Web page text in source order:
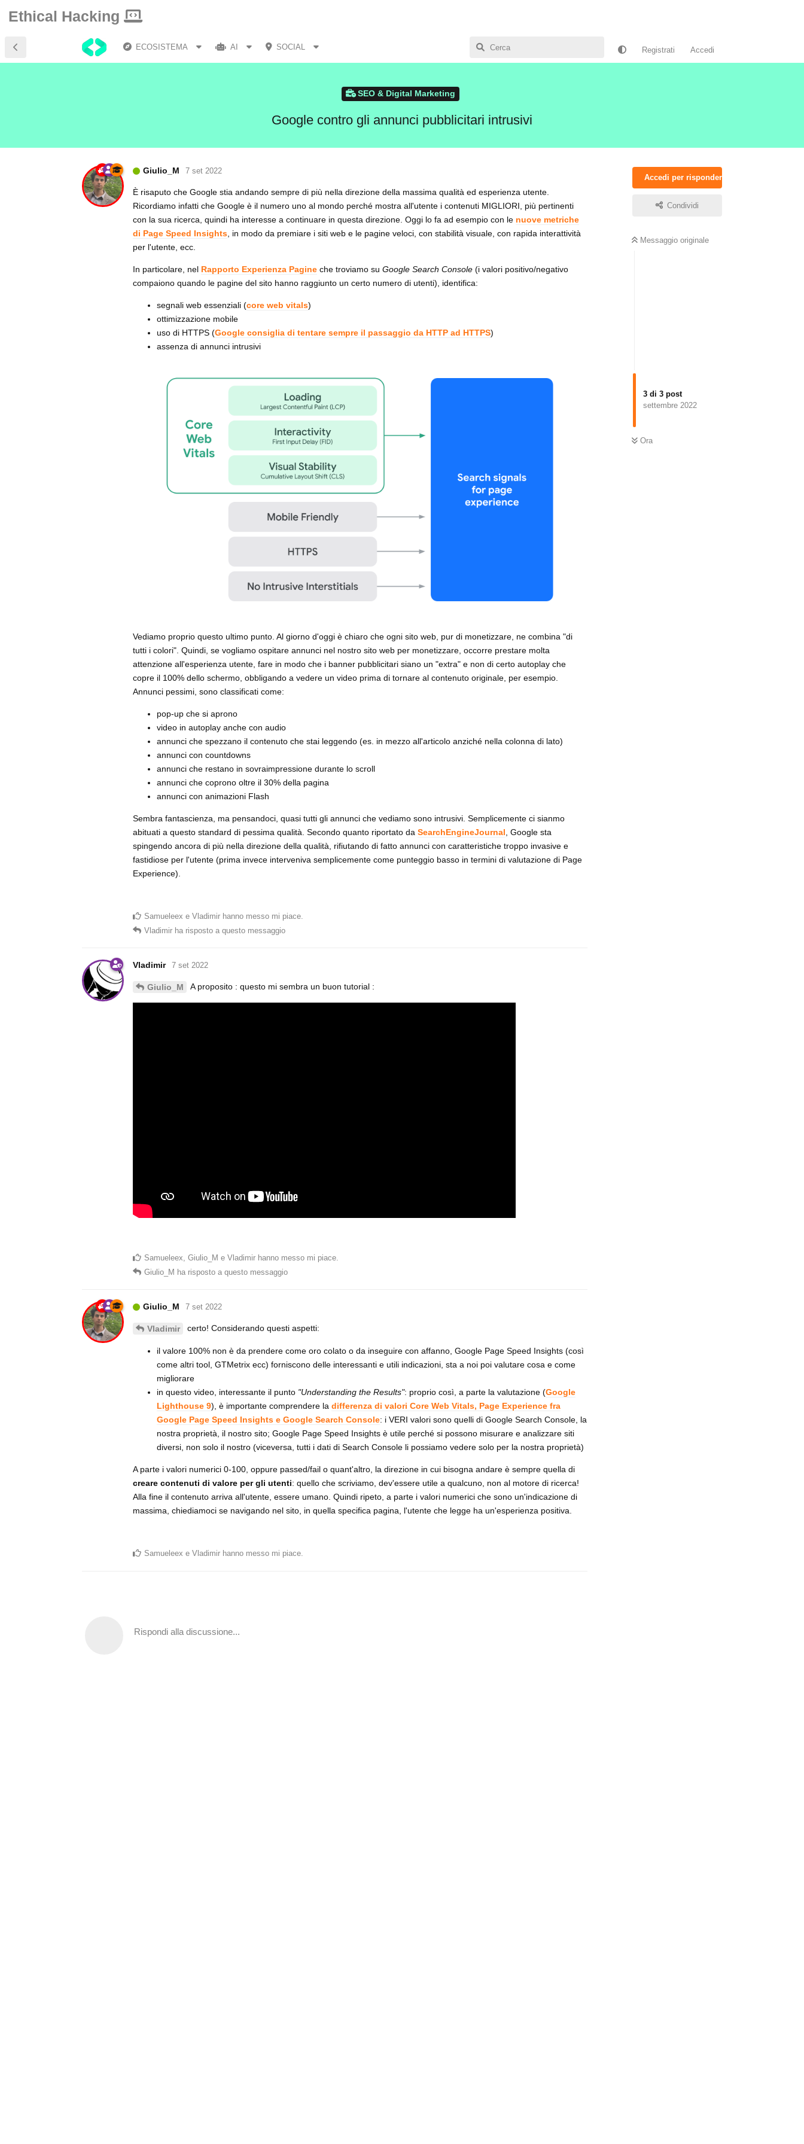
Ethical Hacking
ECOSISTEMA AI SOCIAL Registrati Accedi
SEO & Digital Marketing
Google contro gli annunci pubblicitari intrusivi
Accedi per rispondere
Condividi
Messaggio originale
3 di 3 post
settembre 2022
Ora
Giulio_M 7 set 2022
È risaputo che Google stia andando sempre di più nella direzione della massima qualità ed esperienza utente.
Ricordiamo infatti che Google è il numero uno al mondo perché mostra all'utente i contenuti MIGLIORI, più pertinenti
con la sua ricerca, quindi ha interesse a continuare in questa direzione. Oggi lo fa ad esempio con le nuove metriche
di Page Speed Insights , in modo da premiare i siti web e le pagine veloci, con stabilità visuale, con rapida interattività
per l'utente, ecc.
In particolare, nel Rapporto Experienza Pagine che troviamo su Google Search Console (i valori positivo/negativo
compaiono quando le pagine del sito hanno raggiunto un certo numero di utenti), identifica:
segnali web essenziali (core web vitals)
ottimizzazione mobile
uso di HTTPS (Google consiglia di tentare sempre il passaggio da HTTP ad HTTPS)
assenza di annunci intrusivi
Vediamo proprio questo ultimo punto. Al giorno d'oggi è chiaro che ogni sito web, pur di monetizzare, ne combina "di
tutti i colori". Quindi, se vogliamo ospitare annunci nel nostro sito web per monetizzare, occorre prestare molta
attenzione all'esperienza utente, fare in modo che i banner pubblicitari siano un "extra" e non di certo autoplay che
copre il 100% dello schermo, obbligando a vedere un video prima di tornare al contenuto originale, per esempio.
Annunci pessimi, sono classificati come:
pop-up che si aprono
video in autoplay anche con audio
annunci che spezzano il contenuto che stai leggendo (es. in mezzo all'articolo anziché nella colonna di lato)
annunci con countdowns
annunci che restano in sovraimpressione durante lo scroll
annunci che coprono oltre il 30% della pagina
annunci con animazioni Flash
Sembra fantascienza, ma pensandoci, quasi tutti gli annunci che vediamo sono intrusivi. Semplicemente ci sianmo
abituati a questo standard di pessima qualità. Secondo quanto riportato da SearchEngineJournal, Google sta
spingendo ancora di più nella direzione della qualità, rifiutando di fatto annunci con caratteristiche troppo invasive e
fastidiose per l'utente (prima invece interveniva semplicemente come punteggio basso in termini di valutazione di Page
Experience).
Samueleex e Vladimir hanno messo mi piace.
Vladimir ha risposto a questo messaggio
Vladimir 7 set 2022
Giulio_M A proposito : questo mi sembra un buon tutorial :
Samueleex, Giulio_M e Vladimir hanno messo mi piace.
Giulio_M ha risposto a questo messaggio
Giulio_M 7 set 2022
Vladimir certo! Considerando questi aspetti:
il valore 100% non è da prendere come oro colato o da inseguire con affanno, Google Page Speed Insights (così
come altri tool, GTMetrix ecc) forniscono delle interessanti e utili indicazioni, sta a noi poi valutare cosa e come
migliorare
in questo video, interessante il punto "Understanding the Results": proprio così, a parte la valutazione (Google
Lighthouse 9), è importante comprendere la differenza di valori Core Web Vitals, Page Experience fra
Google Page Speed Insights e Google Search Console: i VERI valori sono quelli di Google Search Console, la
nostra proprietà, il nostro sito; Google Page Speed Insights è utile perché si possono misurare e analizzare siti
diversi, non solo il nostro (viceversa, tutti i dati di Search Console li possiamo vedere solo per la nostra proprietà)
A parte i valori numerici 0-100, oppure passed/fail o quant'altro, la direzione in cui bisogna andare è sempre quella di
creare contenuti di valore per gli utenti: quello che scriviamo, dev'essere utile a qualcuno, non al motore di ricerca!
Alla fine il contenuto arriva all'utente, essere umano. Quindi ripeto, a parte i valori numerici che sono un'indicazione di
massima, chiediamoci se navigando nel sito, in quella specifica pagina, l'utente che legge ha un'esperienza positiva.
Samueleex e Vladimir hanno messo mi piace
Rispondi alla discussione...